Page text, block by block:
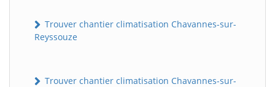
Trouver chantier climatisation Chavannes-sur-
Reyssouze
Trouver chantier climatisation Chavannes-sur-